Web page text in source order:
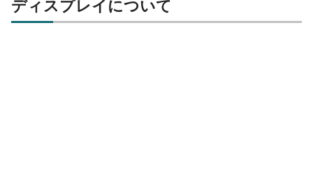
ディスプレイについて